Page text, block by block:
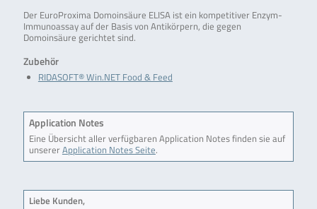
Der EuroProxima Domoinsäure ELISA ist ein kompetitiver Enzym-
Immunoassay auf der Basis von Antikörpern, die gegen
Domoinsäure gerichtet sind.
Zubehör
RIDASOFT® Win.NET Food & Feed
Application Notes
Eine Übersicht aller verfügbaren Application Notes finden sie auf
unsererApplication Notes Seite.
Liebe Kunden,